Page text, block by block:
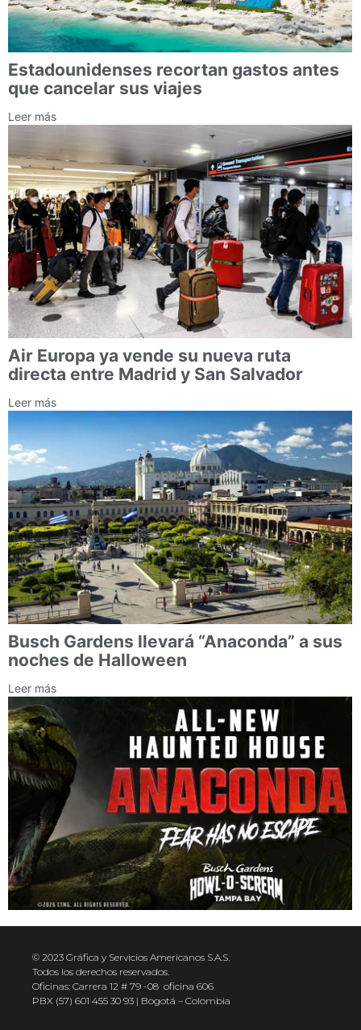
Estadounidenses recortan gastos antes
que cancelar sus viajes
Leer más
Air Europa ya vende su nueva ruta
directa entre Madrid y San Salvador
Leer más
Busch Gardens llevará “Anaconda” a sus
noches de Halloween
Leer más
© 2023 Gráfica y Servicios Americanos S.A.S.
Todos los derechos reservados.
Oficinas: Carrera 12 # 79 -08 oficina 606
PBX (57) 601 455 30 93 | Bogotá – Colombia